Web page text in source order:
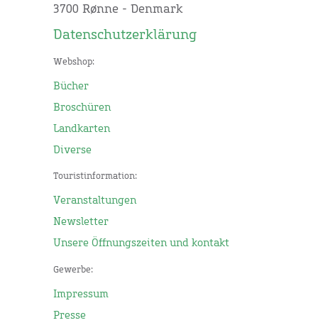
3700 Rønne - Denmark
Datenschutzerklärung
Webshop:
Bücher
Broschüren
Landkarten
Diverse
Touristinformation:
Veranstaltungen
Newsletter
Unsere Öffnungszeiten und kontakt
Gewerbe:
Impressum
Presse